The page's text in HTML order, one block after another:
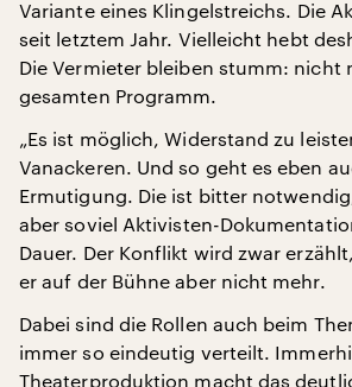
Variante eines Klingelstreichs. Die
seit letztem Jahr. Vielleicht hebt
Die Vermieter bleiben stumm: nicht
gesamten Programm.
„Es ist möglich, Widerstand zu
Vanackeren. Und so geht es eben
Ermutigung. Die ist bitter
aber soviel Aktivisten-
Dauer. Der Konflikt wird zwar
er auf der Bühne aber nicht mehr.
Dabei sind die Rollen auch beim
immer so eindeutig verteilt.
Theaterproduktion macht das